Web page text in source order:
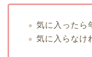
気に入ったら
気に入らなけ